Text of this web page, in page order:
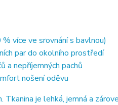
více ve srovnání s bavlnou)
par do okolního prostředí
a nepříjemných pachů
nošení oděvu
je lehká, jemná a